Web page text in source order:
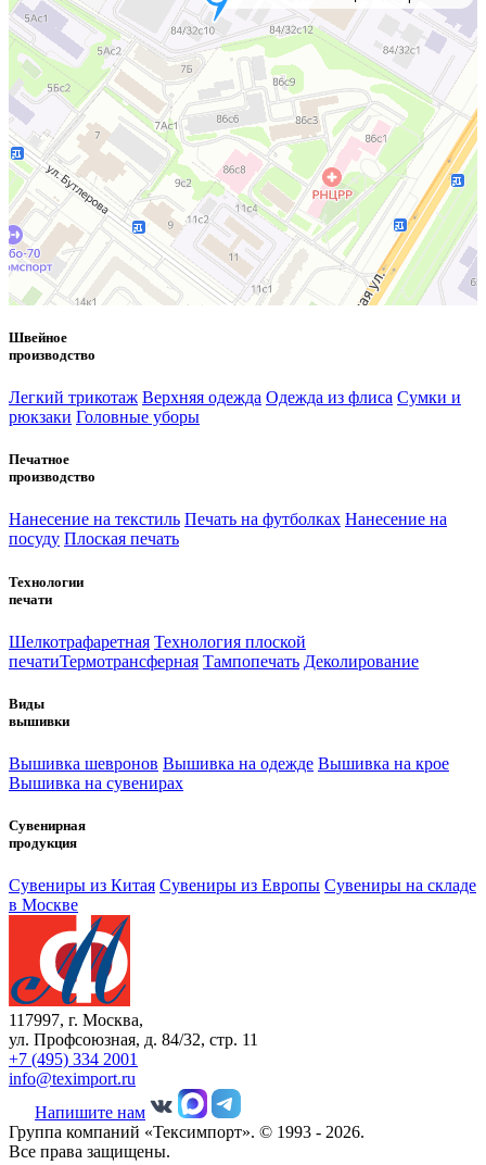
Швейное
производство
Легкий трикотаж Верхняя одежда Одежда из флиса Сумки и
рюкзаки Головные уборы
Печатное
производство
Нанесение на текстиль Печать на футболках Нанесение на
посуду Плоская печать
Технологии
печати
Шелкотрафаретная Технология плоской
печатиТермотрансферная Тампопечать Деколирование
Виды
вышивки
Вышивка шевронов Вышивка на одежде Вышивка на крое
Вышивка на сувенирах
Сувенирная
продукция
Сувениры из Китая Сувениры из Европы Сувениры на складе
в Москве
117997, г. Москва,
ул. Профсоюзная, д. 84/32, стр. 11
+7 (495) 334 2001
info@teximport.ru
Напишите нам
Группа компаний «Тексимпорт». © 1993 - 2026.
Все права защищены.